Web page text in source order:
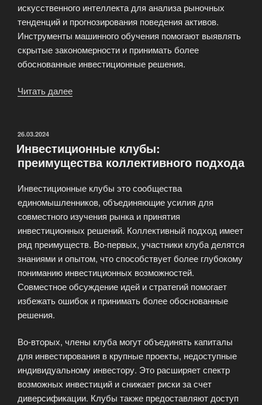
искусственного интеллекта для анализа рыночных
тенденций и прогнозирования поведения активов.
Инструменты машинного обучения помогают выявлять
скрытые закономерности и принимать более
обоснованные инвестиционные решения.
Читать далее
ОПУБЛИКОВАНО
26.03.2024
Инвестиционные клубы:
преимущества коллективного подхода
Инвестиционные клубы это сообщества
единомышленников, объединяющие усилия для
совместного изучения рынка и принятия
инвестиционных решений. Коллективный подход имеет
ряд преимуществ. Во-первых, участники клуба делятся
знаниями и опытом, что способствует более глубокому
пониманию инвестиционных возможностей.
Совместное обсуждение идей и стратегий помогает
избежать ошибок и принимать более обоснованные
решения.
Во-вторых, члены клуба могут объединять капиталы
для инвестирования в крупные проекты, недоступные
индивидуальному инвестору. Это расширяет спектр
возможных инвестиций и снижает риски за счет
диверсификации. Клубы также предоставляют доступ